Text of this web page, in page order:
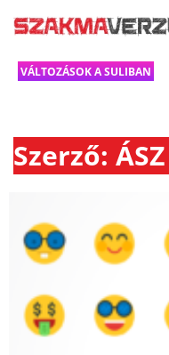
VÁLTOZÁSOK A SULIBAN
Szerző: ÁSZ